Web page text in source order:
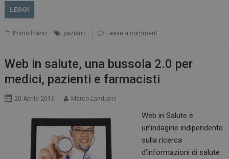
LEGGI
Primo Piano pazienti Leave a comment
Web in salute, una bussola 2.0 per
medici, pazienti e farmacisti
20 Aprile 2016 Marco Landucci
Web in Salute è
un’indagine indipendente
sulla ricerca
d’informazioni di salute